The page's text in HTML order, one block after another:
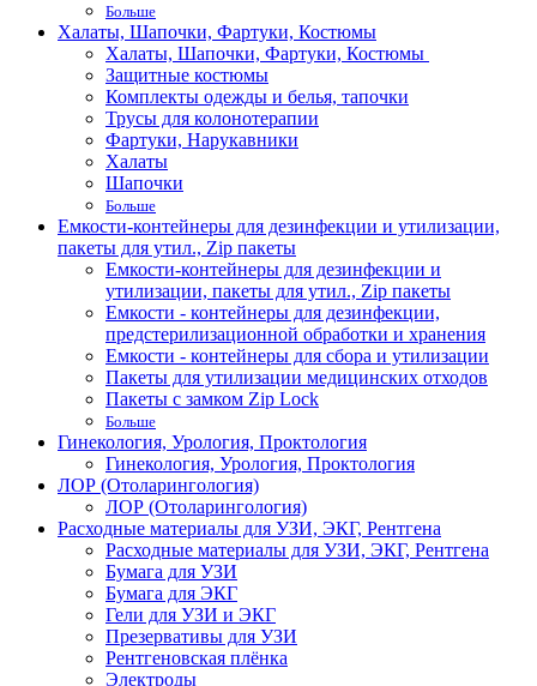
Больше
Халаты, Шапочки, Фартуки, Костюмы
Халаты, Шапочки, Фартуки, Костюмы
Защитные костюмы
Комплекты одежды и белья, тапочки
Трусы для колонотерапии
Фартуки, Нарукавники
Халаты
Шапочки
Больше
Емкости-контейнеры для дезинфекции и утилизации,
пакеты для утил., Zip пакеты
Емкости-контейнеры для дезинфекции и
утилизации, пакеты для утил., Zip пакеты
Емкости - контейнеры для дезинфекции,
предстерилизационной обработки и хранения
Емкости - контейнеры для сбора и утилизации
Пакеты для утилизации медицинских отходов
Пакеты с замком Zip Lock
Больше
Гинекология, Урология, Проктология
Гинекология, Урология, Проктология
ЛОР (Отоларингология)
ЛОР (Отоларингология)
Расходные материалы для УЗИ, ЭКГ, Рентгена
Расходные материалы для УЗИ, ЭКГ, Рентгена
Бумага для УЗИ
Бумага для ЭКГ
Гели для УЗИ и ЭКГ
Презервативы для УЗИ
Рентгеновская плёнка
Электроды